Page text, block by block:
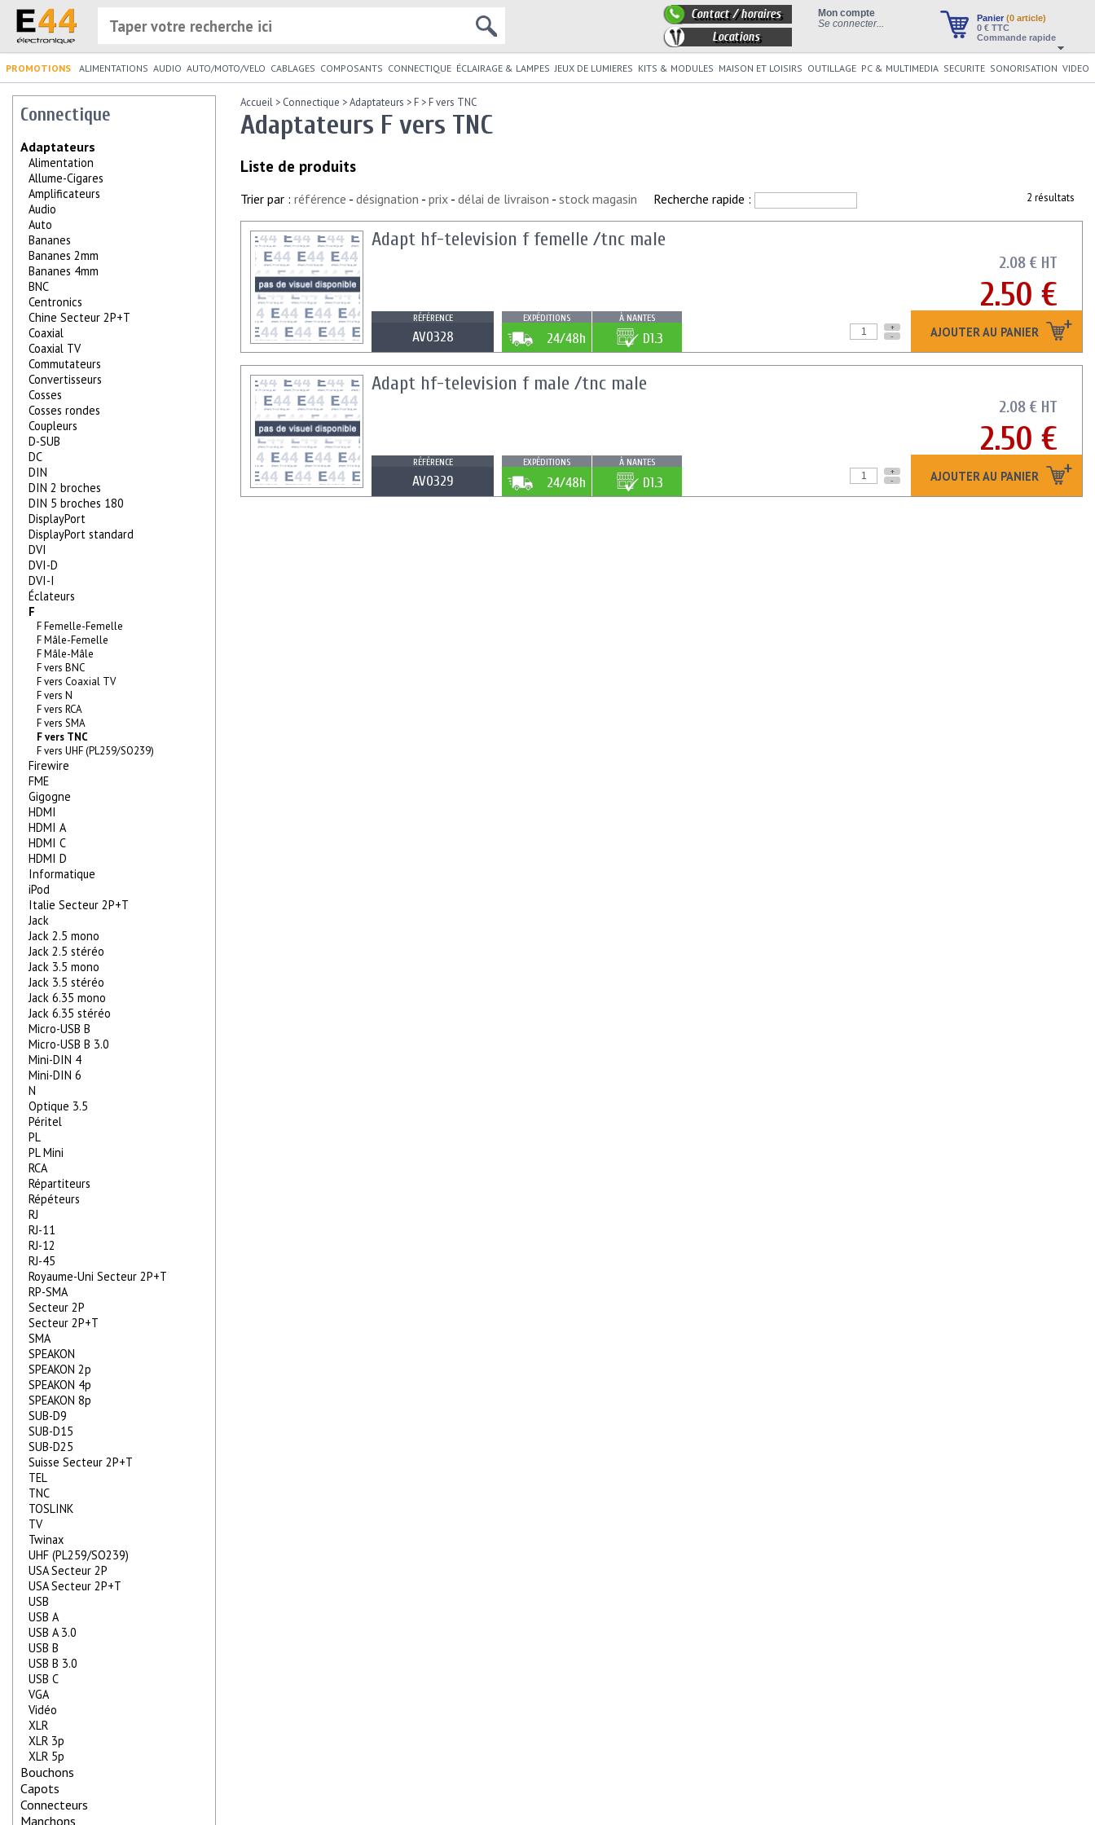
Panier (0 article)
0 € TTC
Commande rapide
Mon compte
Se connecter...
Contact / horaires
Locations
PROMOTIONS ALIMENTATIONS AUDIO AUTO/MOTO/VELO CABLAGES COMPOSANTS CONNECTIQUE ÉCLAIRAGE & LAMPES JEUX DE LUMIERES KITS & MODULES MAISON ET LOISIRS OUTILLAGE PC & MULTIMEDIA SECURITE SONORISATION VIDEO
Connectique
Adaptateurs
Alimentation
Allume-Cigares
Amplificateurs
Audio
Auto
Bananes
Bananes 2mm
Bananes 4mm
BNC
Centronics
Chine Secteur 2P+T
Coaxial
Coaxial TV
Commutateurs
Convertisseurs
Cosses
Cosses rondes
Coupleurs
D-SUB
DC
DIN
DIN 2 broches
DIN 5 broches 180
DisplayPort
DisplayPort standard
DVI
DVI-D
DVI-I
Éclateurs
F
F Femelle-Femelle
F Mâle-Femelle
F Mâle-Mâle
F vers BNC
F vers Coaxial TV
F vers N
F vers RCA
F vers SMA
F vers TNC
F vers UHF (PL259/SO239)
Firewire
FME
Gigogne
HDMI
HDMI A
HDMI C
HDMI D
Informatique
iPod
Italie Secteur 2P+T
Jack
Jack 2.5 mono
Jack 2.5 stéréo
Jack 3.5 mono
Jack 3.5 stéréo
Jack 6.35 mono
Jack 6.35 stéréo
Micro-USB B
Micro-USB B 3.0
Mini-DIN 4
Mini-DIN 6
N
Optique 3.5
Péritel
PL
PL Mini
RCA
Répartiteurs
Répéteurs
RJ
RJ-11
RJ-12
RJ-45
Royaume-Uni Secteur 2P+T
RP-SMA
Secteur 2P
Secteur 2P+T
SMA
SPEAKON
SPEAKON 2p
SPEAKON 4p
SPEAKON 8p
SUB-D9
SUB-D15
SUB-D25
Suisse Secteur 2P+T
TEL
TNC
TOSLINK
TV
Twinax
UHF (PL259/SO239)
USA Secteur 2P
USA Secteur 2P+T
USB
USB A
USB A 3.0
USB B
USB B 3.0
USB C
VGA
Vidéo
XLR
XLR 3p
XLR 5p
Bouchons
Capots
Connecteurs
Manchons
Accueil > Connectique >Adaptateurs >F >F vers TNC
Adaptateurs F vers TNC
Liste de produits
2 résultats
Trier par : référence - désignation - prix - délai de livraison - stock magasin Recherche rapide :
2.08 € HT
2.50 €
AJOUTER AU PANIER
Adapt hf-television f femelle /tnc male
RÉFÉRENCE
AV0328
EXPÉDITIONS
24/48h
À NANTES
D1.3
+
-
2.08 € HT
2.50 €
AJOUTER AU PANIER
Adapt hf-television f male /tnc male
RÉFÉRENCE
AV0329
EXPÉDITIONS
24/48h
À NANTES
D1.3
+
-